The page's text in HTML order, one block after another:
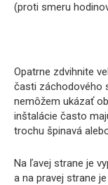
(proti smeru
Opatrne zdvihnite
časti záchodového
nemôžem ukázať
inštalácie často
trochu špinavá
Na ľavej strane je
a na pravej strane